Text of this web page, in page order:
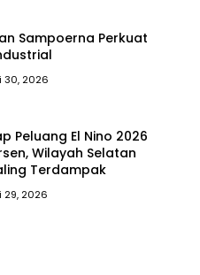
Sampoerna Perkuat
30, 2026
Peluang El Nino 2026
Wilayah Selatan
Terdampak
29, 2026